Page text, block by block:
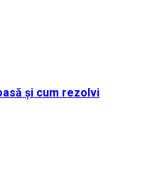
și cum rezolvi